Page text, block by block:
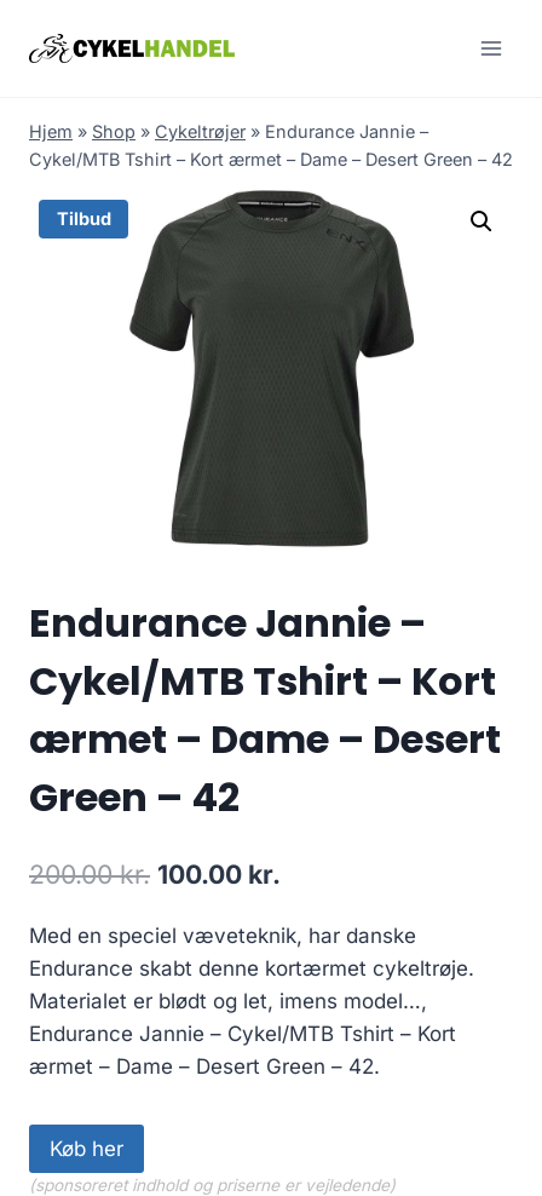
Hjem » Shop » Cykeltrøjer » Endurance Jannie –
Cykel/MTB Tshirt – Kort ærmet – Dame – Desert Green – 42
Tilbud
Endurance Jannie –
Cykel/MTB Tshirt – Kort
ærmet – Dame – Desert
Green – 42
200.00kr. Original
was:
200.00 kr..
100.00 kr.
is:
100.00 kr..
Med en speciel væveteknik, har danske
Endurance skabt denne kortærmet cykeltrøje.
Materialet er blødt og let, imens model…,
Endurance Jannie – Cykel/MTB Tshirt – Kort
ærmet – Dame – Desert Green – 42.
Køb her
(sponsoreret indhold og priserne er vejledende)